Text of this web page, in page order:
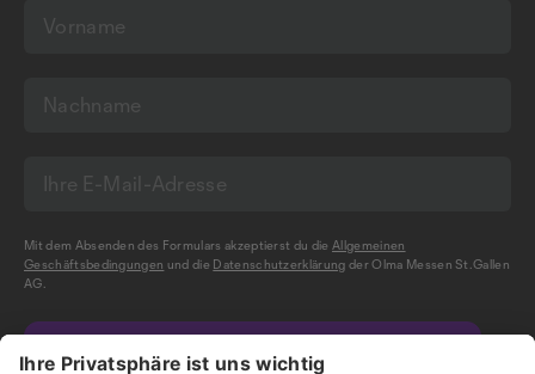
Mit dem Absenden des Formulars akzeptierst du dieAllgemeinen
Geschäftsbedingungen und die Datenschutzerklärung der Olma Messen St.Gallen
AG.